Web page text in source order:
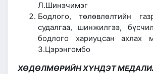
Л.Шинэчимэг
Бодлого, төлөвлөлтийн
судалгаа, шинжилгээ,
бодлого хариуцсан ахлах
З.Цэрэнгомбо
ХӨДӨЛМӨРИЙН ХҮНДЭТ